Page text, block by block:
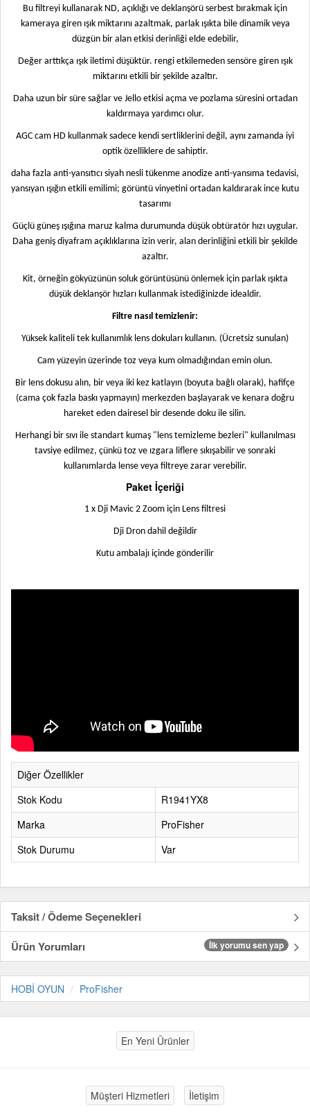
Bu filtreyi kullanarak ND, açıklığı ve deklanşörü serbest bırakmak için
kameraya giren ışık miktarını azaltmak, parlak ışıkta bile dinamik veya
düzgün bir alan etkisi derinliği elde edebilir,
Değer arttıkça ışık iletimi düşüktür. rengi etkilemeden sensöre giren ışık
miktarını etkili bir şekilde azaltır.
Daha uzun bir süre sağlar ve Jello etkisi açma ve pozlama süresini ortadan
kaldırmaya yardımcı olur.
AGC cam HD kullanmak sadece kendi sertliklerini değil, aynı zamanda iyi
optik özelliklere de sahiptir.
daha fazla anti-yansıtıcı siyah nesli tükenme anodize anti-yansıma tedavisi,
yansıyan ışığın etkili emilimi; görüntü vinyetini ortadan kaldırarak ince kutu
tasarımı
Güçlü güneş ışığına maruz kalma durumunda düşük obtüratör hızı uygular.
Daha geniş diyafram açıklıklarına izin verir, alan derinliğini etkili bir şekilde
azaltır.
Kit, örneğin gökyüzünün soluk görüntüsünü önlemek için parlak ışıkta
düşük deklanşör hızları kullanmak istediğinizde idealdir.
Filtre nasıl temizlenir:
Yüksek kaliteli tek kullanımlık lens dokuları kullanın. (Ücretsiz sunulan)
Cam yüzeyin üzerinde toz veya kum olmadığından emin olun.
Bir lens dokusu alın, bir veya iki kez katlayın (boyuta bağlı olarak), hafifçe
(cama çok fazla baskı yapmayın) merkezden başlayarak ve kenara doğru
hareket eden dairesel bir desende doku ile silin.
Herhangi bir sıvı ile standart kumaş "lens temizleme bezleri" kullanılması
tavsiye edilmez, çünkü toz ve ızgara liflere sıkışabilir ve sonraki
kullanımlarda lense veya filtreye zarar verebilir.
Paket İçeriği
1 x Dji Mavic 2 Zoom için Lens filtresi
Dji Dron dahil değildir
Kutu ambalajı içinde gönderilir
Diğer Özellikler
Stok Kodu
R1941YX8
Marka
ProFisher
Stok Durumu
Var
Taksit / Ödeme Seçenekleri
Ürün Yorumları
İlk yorumu sen yap
HOBİ OYUN ProFisher
En Yeni Ürünler
Müşteri Hizmetleri İletişim